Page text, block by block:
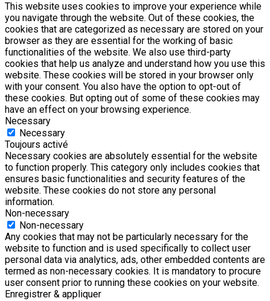
This website uses cookies to improve your experience while
you navigate through the website. Out of these cookies, the
cookies that are categorized as necessary are stored on your
browser as they are essential for the working of basic
functionalities of the website. We also use third-party
cookies that help us analyze and understand how you use this
website. These cookies will be stored in your browser only
with your consent. You also have the option to opt-out of
these cookies. But opting out of some of these cookies may
have an effect on your browsing experience.
Necessary
Necessary
Toujours activé
Necessary cookies are absolutely essential for the website
to function properly. This category only includes cookies that
ensures basic functionalities and security features of the
website. These cookies do not store any personal
information.
Non-necessary
Non-necessary
Any cookies that may not be particularly necessary for the
website to function and is used specifically to collect user
personal data via analytics, ads, other embedded contents are
termed as non-necessary cookies. It is mandatory to procure
user consent prior to running these cookies on your website.
Enregistrer & appliquer